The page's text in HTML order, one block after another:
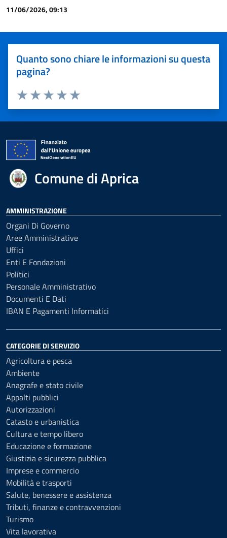
11/06/2026, 09:13
Quanto sono chiare le informazioni su questa
pagina?
Valuta 5 stelle su 5
Valuta 4 stelle su 5
Valuta 3 stelle su 5
Valuta 2 stelle su 5
Valuta 1 stelle su 5
Comune di Aprica
AMMINISTRAZIONE
Organi Di Governo
Aree Amministrative
Uffici
Enti E Fondazioni
Politici
Personale Amministrativo
Documenti E Dati
IBAN E Pagamenti Informatici
CATEGORIE DI SERVIZIO
Agricoltura e pesca
Ambiente
Anagrafe e stato civile
Appalti pubblici
Autorizzazioni
Catasto e urbanistica
Cultura e tempo libero
Educazione e formazione
Giustizia e sicurezza pubblica
Imprese e commercio
Mobilità e trasporti
Salute, benessere e assistenza
Tributi, finanze e contravvenzioni
Turismo
Vita lavorativa